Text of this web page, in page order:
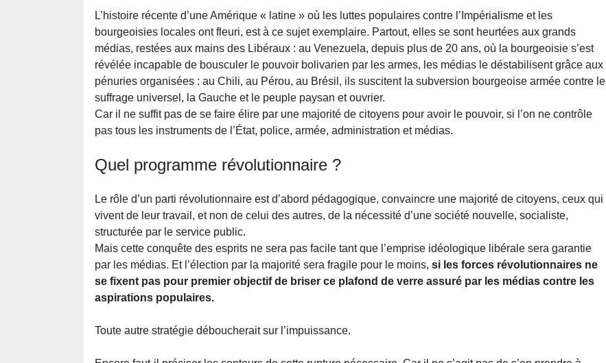
L’histoire récente d’une Amérique « latine » où les luttes populaires contre l’Impérialisme et les
bourgeoisies locales ont fleuri, est à ce sujet exemplaire. Partout, elles se sont heurtées aux grands
médias, restées aux mains des Libéraux : au Venezuela, depuis plus de 20 ans, où la bourgeoisie s’est
révélée incapable de bousculer le pouvoir bolivarien par les armes, les médias le déstabilisent grâce aux
pénuries organisées : au Chili, au Pérou, au Brésil, ils suscitent la subversion bourgeoise armée contre le
suffrage universel, la Gauche et le peuple paysan et ouvrier.
Car il ne suffit pas de se faire élire par une majorité de citoyens pour avoir le pouvoir, si l’on ne contrôle
pas tous les instruments de l’État, police, armée, administration et médias.
Quel programme révolutionnaire ?
Le rôle d’un parti révolutionnaire est d’abord pédagogique, convaincre une majorité de citoyens, ceux qui
vivent de leur travail, et non de celui des autres, de la nécessité d’une société nouvelle, socialiste,
structurée par le service public.
Mais cette conquête des esprits ne sera pas facile tant que l’emprise idéologique libérale sera garantie
par les médias. Et l’élection par la majorité sera fragile pour le moins, si les forces révolutionnaires ne
se fixent pas pour premier objectif de briser ce plafond de verre assuré par les médias contre les
aspirations populaires.
Toute autre stratégie déboucherait sur l’impuissance.